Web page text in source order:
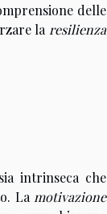
delle
la resilienza
intrinseca che
La motivazione